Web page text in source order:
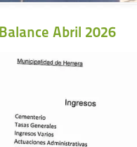
Balance Abril 2026